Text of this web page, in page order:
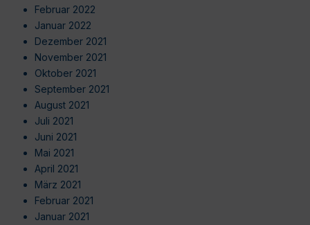
Februar 2022
Januar 2022
Dezember 2021
November 2021
Oktober 2021
September 2021
August 2021
Juli 2021
Juni 2021
Mai 2021
April 2021
März 2021
Februar 2021
Januar 2021